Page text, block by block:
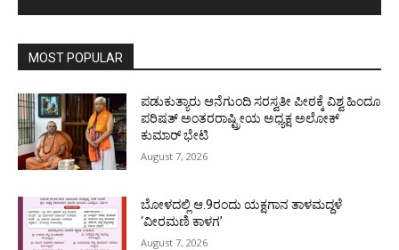
MOST POPULAR
ಪಡುಕುತ್ಯಾರು ಆನೆಗುಂದಿ ಸರಸ್ವತೀ ಪೀಠಕ್ಕೆ ವಿಶ್ವ ಹಿಂದೂ
ಪರಿಷತ್ ಅಂತರರಾಷ್ಟ್ರೀಯ ಅಧ್ಯಕ್ಷ ಅಲೋಕ್
ಕುಮಾರ್ ಭೇಟಿ
August 7, 2026
ಬೋಳದಲ್ಲಿ ಆ.9ರಂದು ಯಕ್ಷಗಾನ ತಾಳಮದ್ದಳೆ
‘ವೀರಮಣಿ ಕಾಳಗ’
August 7, 2026